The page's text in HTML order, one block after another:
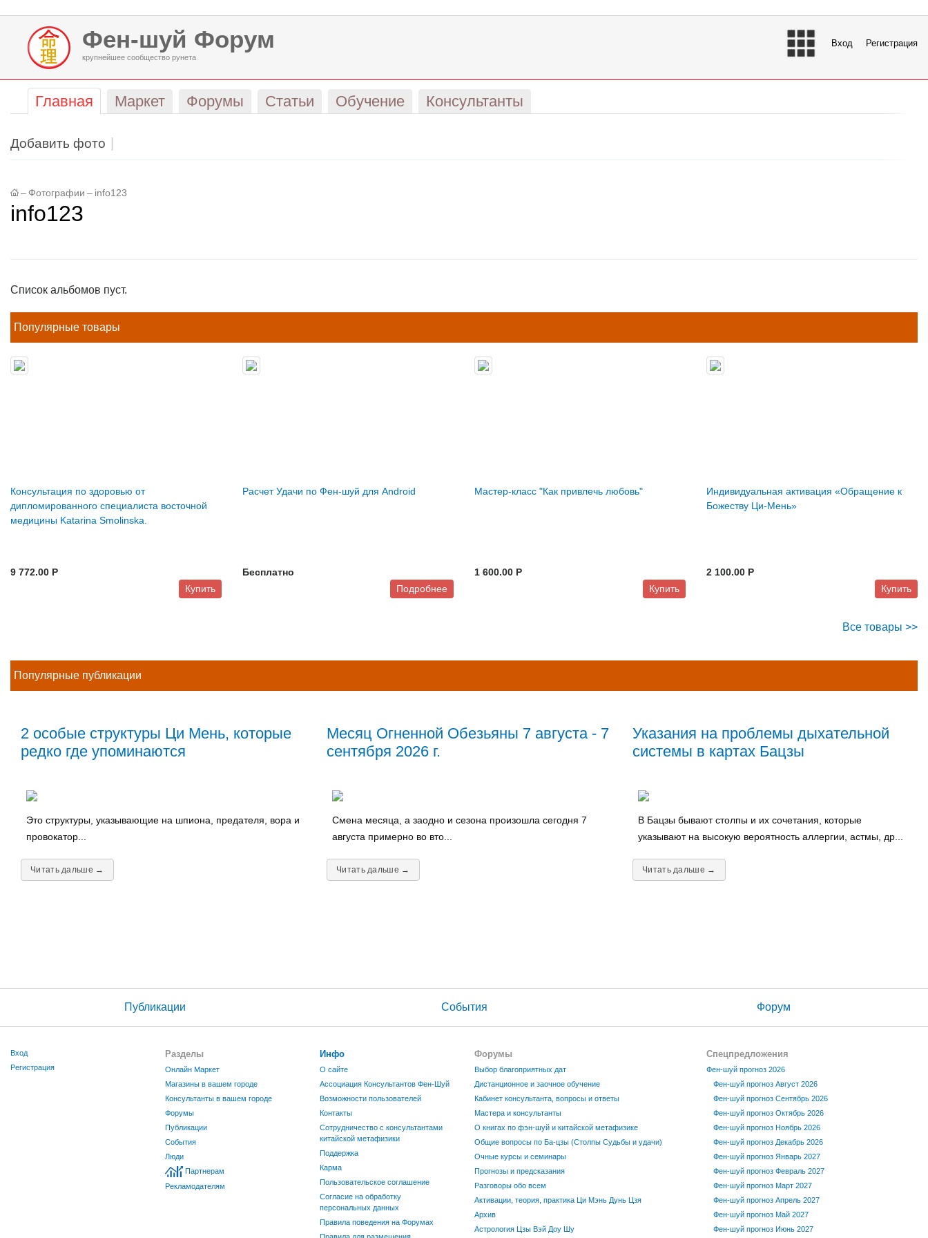
Фен-шуй Форум
крупнейшее сообщество рунета
Вход Регистрация
Главная Маркет Форумы Статьи Обучение Консультанты
Добавить фото
– Фотографии – info123
info123
Список альбомов пуст.
Популярные товары
Консультация по здоровью от
дипломированного специалиста восточной
медицины Katarina Smolinska.
9 772.00 P
Купить
Расчет Удачи по Фен-шуй для Android
Бесплатно
Подробнее
Мастер-класс "Как привлечь любовь"
1 600.00 P
Купить
Индивидуальная активация «Обращение к
Божеству Ци-Мень»
2 100.00 P
Купить
Все товары >>
Популярные публикации
2 особые структуры Ци Мень, которые
редко где упоминаются
Это структуры, указывающие на шпиона, предателя, вора и
провокатор...
Читать дальше →
Месяц Огненной Обезьяны 7 августа - 7
сентября 2026 г.
Смена месяца, а заодно и сезона произошла сегодня 7
августа примерно во вто...
Читать дальше →
Указания на проблемы дыхательной
системы в картах Бацзы
В Бацзы бывают столпы и их сочетания, которые
указывают на высокую вероятность аллергии, астмы, др...
Читать дальше →
Публикации События Форум
Вход
Регистрация
Разделы
Онлайн Маркет
Магазины в вашем городе
Консультанты в вашем городе
Форумы
Публикации
События
Люди
Партнерам
Рекламодателям
Инфо
О сайте
Ассоциация Консультантов Фен-Шуй
Возможности пользователей
Контакты
Сотрудничество с консультантами
китайской метафизики
Поддержка
Карма
Пользовательское соглашение
Согласие на обработку
персональных данных
Правила поведения на Форумах
Правила для размещения
Форумы
Выбор благоприятных дат
Дистанционное и заочное обучение
Кабинет консультанта, вопросы и ответы
Мастера и консультанты
О книгах по фэн-шуй и китайской метафизике
Общие вопросы по Ба-цзы (Столпы Судьбы и удачи)
Очные курсы и семинары
Прогнозы и предсказания
Разговоры обо всем
Активации, теория, практика Ци Мэнь Дунь Цзя
Архив
Астрология Цзы Вэй Доу Шу
Спецпредложения
Фен-шуй прогноз 2026
Фен-шуй прогноз Август 2026
Фен-шуй прогноз Сентябрь 2026
Фен-шуй прогноз Октябрь 2026
Фен-шуй прогноз Ноябрь 2026
Фен-шуй прогноз Декабрь 2026
Фен-шуй прогноз Январь 2027
Фен-шуй прогноз Февраль 2027
Фен-шуй прогноз Март 2027
Фен-шуй прогноз Апрель 2027
Фен-шуй прогноз Май 2027
Фен-шуй прогноз Июнь 2027